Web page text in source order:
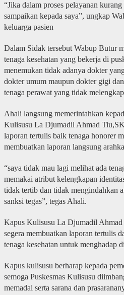
“Jika dalam proses pelayanan
sampaikan kepada saya”, ungkap
keluarga pasien
Dalam Sidak tersebut Wabup Butur
tenaga kesehatan yang bekerja di
menemukan tidak adanya dokter
dokter umum maupun dokter gigi
tenaga perawat yang tidak
Ahali langsung memerintahkan
Kulisusu La Djumadil Ahmad
laporan tertulis baik tenaga honorer
membuatkan laporan langsung
“saya tidak mau lagi melihat ada
memakai atribut kelengkapan
tidak tertib dan tidak mengindahkan
sanksi tegas”, tegas Ahali.
Kapus Kulisusu La Djumadil Ahmad
segera membuatkan laporan tertulis
tenaga kesehatan untuk menghadap
Kapus kulisusu berharap kepada
semoga Puskesmas Kulisusu
memadai serta sarana dan